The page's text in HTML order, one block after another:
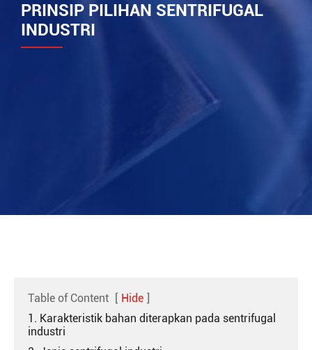
PRINSIP PILIHAN SENTRIFUGAL
INDUSTRI
Table of Content [ Hide ]
1. Karakteristik bahan diterapkan pada sentrifugal
industri